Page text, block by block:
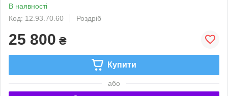
В наявності
Код: 12.93.70.60
Роздріб
25 800 ₴
Купити
або